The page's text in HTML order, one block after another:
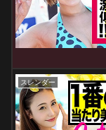
スレンダー